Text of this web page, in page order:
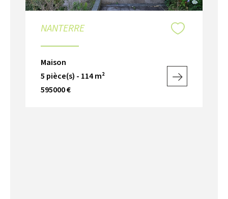
NANTERRE
Maison
5 pièce(s) - 114 m²
595000 €